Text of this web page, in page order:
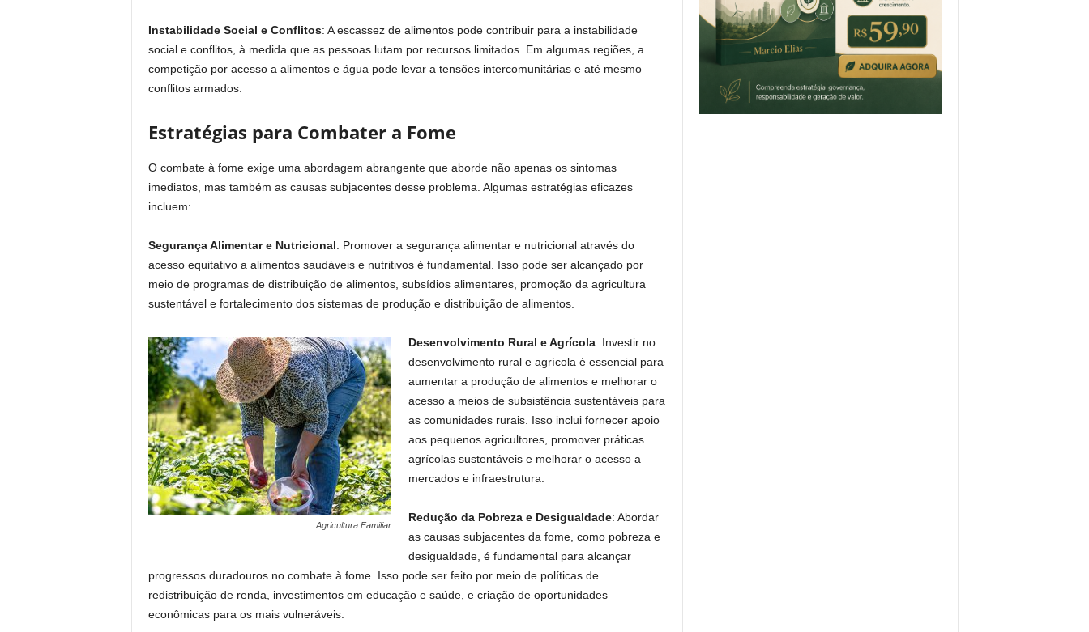
Instabilidade Social e Conflitos: A escassez de alimentos pode contribuir para a instabilidade
social e conflitos, à medida que as pessoas lutam por recursos limitados. Em algumas regiões, a
competição por acesso a alimentos e água pode levar a tensões intercomunitárias e até mesmo
conflitos armados.
Estratégias para Combater a Fome
O combate à fome exige uma abordagem abrangente que aborde não apenas os sintomas
imediatos, mas também as causas subjacentes desse problema. Algumas estratégias eficazes
incluem:
Segurança Alimentar e Nutricional: Promover a segurança alimentar e nutricional através do
acesso equitativo a alimentos saudáveis e nutritivos é fundamental. Isso pode ser alcançado por
meio de programas de distribuição de alimentos, subsídios alimentares, promoção da agricultura
sustentável e fortalecimento dos sistemas de produção e distribuição de alimentos.
Agricultura Familiar
Desenvolvimento Rural e Agrícola: Investir no
desenvolvimento rural e agrícola é essencial para
aumentar a produção de alimentos e melhorar o
acesso a meios de subsistência sustentáveis para
as comunidades rurais. Isso inclui fornecer apoio
aos pequenos agricultores, promover práticas
agrícolas sustentáveis e melhorar o acesso a
mercados e infraestrutura.
Redução da Pobreza e Desigualdade: Abordar
as causas subjacentes da fome, como pobreza e
desigualdade, é fundamental para alcançar
progressos duradouros no combate à fome. Isso pode ser feito por meio de políticas de
redistribuição de renda, investimentos em educação e saúde, e criação de oportunidades
econômicas para os mais vulneráveis.